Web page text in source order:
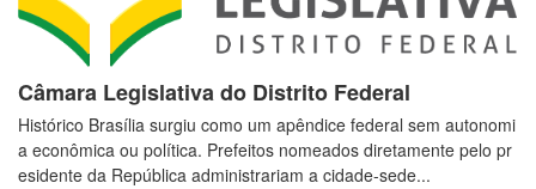
Câmara Legislativa do Distrito Federal
Histórico Brasília surgiu como um apêndice federal sem autonomi
a econômica ou política. Prefeitos nomeados diretamente pelo pr
esidente da República administrariam a cidade-sede...